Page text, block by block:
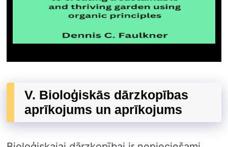
V. Bioloģiskās dārzkopības
aprīkojums un aprīkojums